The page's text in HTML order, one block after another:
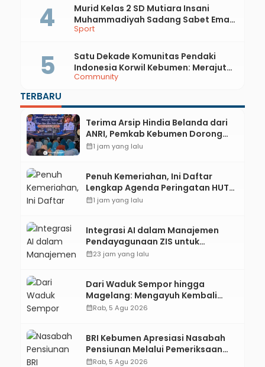
Sport
Murid Kelas 2 SD Mutiara Insani
Muhammadiyah Sadang Sabet Emas
dan Perak di Kejurda Tapak Suci
Community
Satu Dekade Komunitas Pendaki
Indonesia Korwil Kebumen: Merajut
Persahabatan, Merawat Cinta Alam
TERBARU
Terima Arsip Hindia Belanda dari
ANRI, Pemkab Kebumen Dorong
Integrasi Sejarah, Geopark, dan
calendar_month1 jam yang lalu
Penuh Kemeriahan, Ini Daftar
Lengkap Agenda Peringatan HUT
ke-81 RI dan Hari Jadi ke-397
calendar_month1 jam yang lalu
Integrasi AI dalam Manajemen
Pendayagunaan ZIS untuk
Mendukung Realisasi IKAL
calendar_month23 jam yang lalu
Dari Waduk Sempor hingga
Magelang: Mengayuh Kembali
Sisa-Sisa Racun Masa Remaja
calendar_monthRab, 5 Agu 2026
BRI Kebumen Apresiasi Nasabah
Pensiunan Melalui Pemeriksaan
Kesehatan Gratis Hingga
calendar_monthRab, 5 Agu 2026